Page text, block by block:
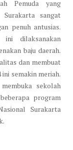
Pemuda yang
sangat
penuh antusias.
dilaksanakan
baju daerah.
dan membuat
semakin meriah.
sekolah
program
Surakarta